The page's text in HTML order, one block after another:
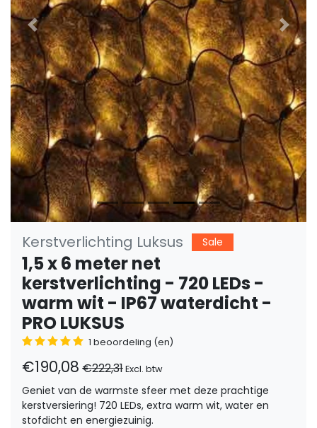
Vorige
Kerstverlichting Luksus Sale
1,5 x 6 meter net
kerstverlichting - 720 LEDs -
warm wit - IP67 waterdicht -
PRO LUKSUS
1 beoordeling (en)
€190,08 €222,31Excl. btw
Geniet van de warmste sfeer met deze prachtige
kerstversiering! 720 LEDs, extra warm wit, water en
stofdicht en energiezuinig.